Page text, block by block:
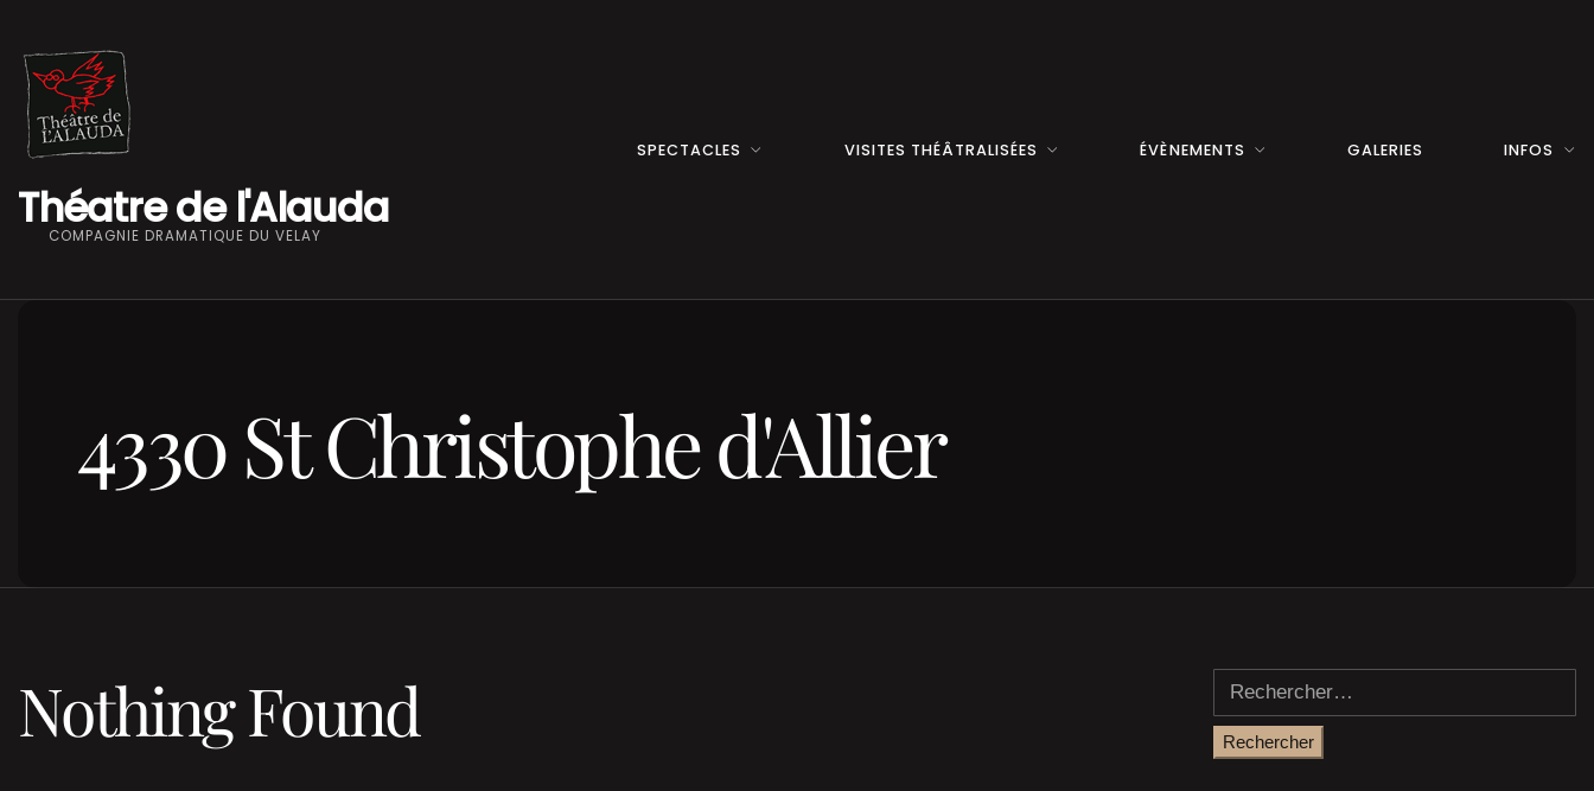
Théatre de l'Alauda
COMPAGNIE DRAMATIQUE DU VELAY
SPECTACLES VISITES THÉÂTRALISÉES ÉVÈNEMENTS GALERIES INFOS
4330 St Christophe d'Allier
Nothing Found Rechercher :